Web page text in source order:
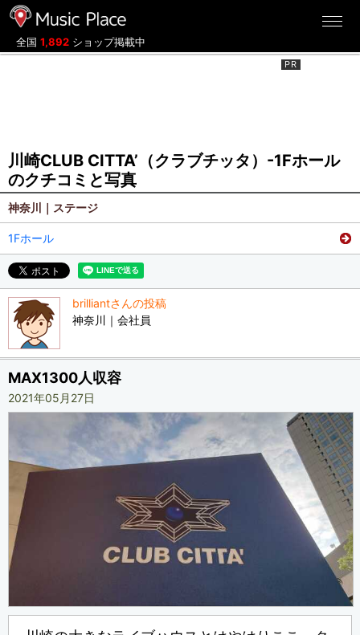
全国 1,892 ショップ掲載中
川崎CLUB CITTA’（クラブチッタ）-1Fホール
のクチコミと写真
神奈川｜ステージ
1Fホール
brilliantさんの投稿
神奈川｜会社員
MAX1300人収容
2021年05月27日